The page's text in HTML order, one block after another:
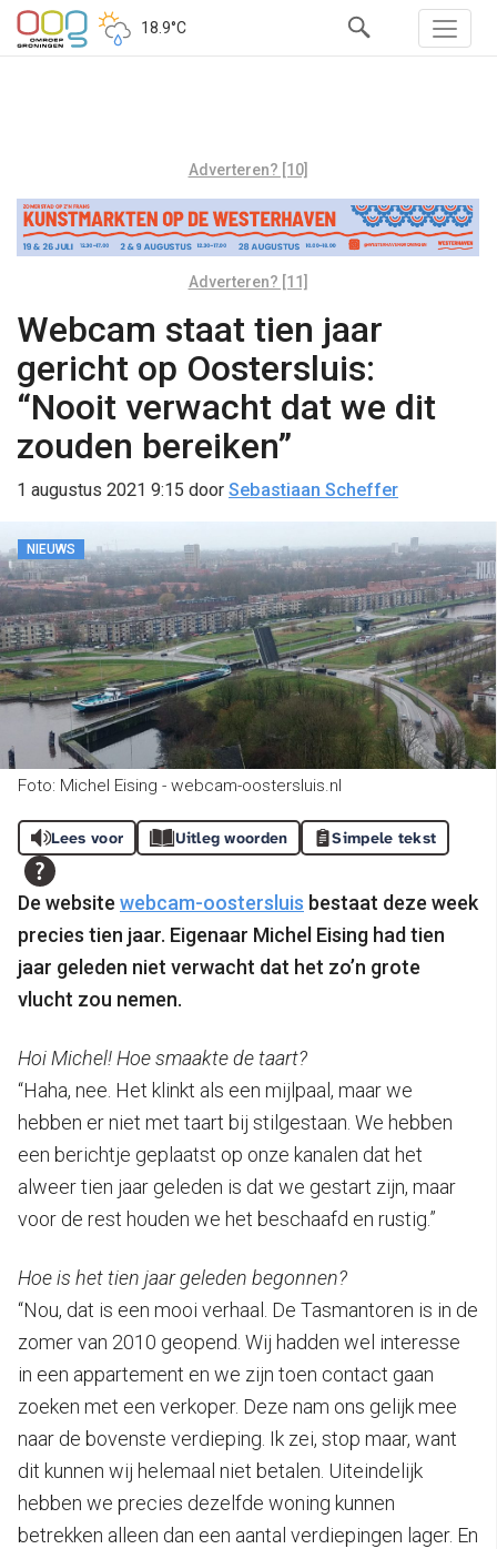
18.9°C
Adverteren? [10]
Adverteren? [11]
Webcam staat tien jaar
gericht op Oostersluis:
“Nooit verwacht dat we dit
zouden bereiken”
1 augustus 2021 9:15 door Sebastiaan Scheffer
NIEUWS
Foto: Michel Eising - webcam-oostersluis.nl
Lees voor Uitleg woorden Simpele tekst
De website webcam-oostersluis bestaat deze week
precies tien jaar. Eigenaar Michel Eising had tien
jaar geleden niet verwacht dat het zo’n grote
vlucht zou nemen.
Hoi Michel! Hoe smaakte de taart?
“Haha, nee. Het klinkt als een mijlpaal, maar we
hebben er niet met taart bij stilgestaan. We hebben
een berichtje geplaatst op onze kanalen dat het
alweer tien jaar geleden is dat we gestart zijn, maar
voor de rest houden we het beschaafd en rustig.”
Hoe is het tien jaar geleden begonnen?
“Nou, dat is een mooi verhaal. De Tasmantoren is in de
zomer van 2010 geopend. Wij hadden wel interesse
in een appartement en we zijn toen contact gaan
zoeken met een verkoper. Deze nam ons gelijk mee
naar de bovenste verdieping. Ik zei, stop maar, want
dit kunnen wij helemaal niet betalen. Uiteindelijk
hebben we precies dezelfde woning kunnen
betrekken alleen dan een aantal verdiepingen lager. En